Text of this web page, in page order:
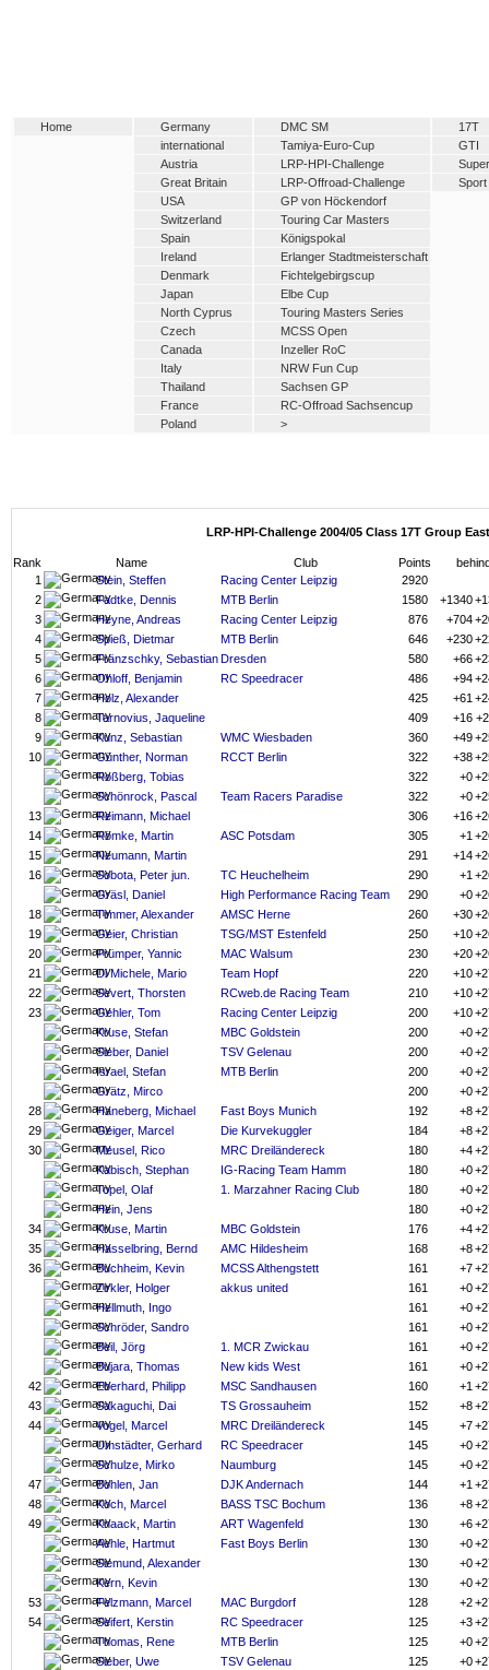
Home
Germany
international
Austria
Great Britain
USA
Switzerland
Spain
Ireland
Denmark
Japan
North Cyprus
Czech
Canada
Italy
Thailand
France
Poland
DMC SM
Tamiya-Euro-Cup
LRP-HPI-Challenge
LRP-Offroad-Challenge
GP von Höckendorf
Touring Car Masters
Königspokal
Erlanger Stadtmeisterschaft
Fichtelgebirgscup
Elbe Cup
Touring Masters Series
MCSS Open
Inzeller RoC
NRW Fun Cup
Sachsen GP
RC-Offroad Sachsencup
>
17T
GTI
Sport
LRP-HPI-Challenge 2004/05 Class 17T Group East
Rank Name Club Points
1
Stein, Steffen Racing Center Leipzig
2920
2
Fadtke, Dennis MTB Berlin 1580 +1340
3
Heyne, Andreas Racing Center Leipzig 876 +704
4
Spieß, Dietmar MTB Berlin 646 +230
5
Fränzschky, SebastianDresden 580 +66
6
Ohloff, Benjamin RC Speedracer 486 +94
7
Holz, Alexander 425 +61
8
Tarnovius, Jaqueline 409 +16
9
Kunz, Sebastian WMC Wiesbaden 360 +49
10
Günther, Norman RCCT Berlin 322 +38
Roßberg, Tobias
322 +0
Schönrock, Pascal
Team Racers Paradise 322 +0
13
Reimann, Michael 306 +16
14
Römke, Martin ASC Potsdam 305 +1
15
Neumann, Martin 291 +14
16
Sobota, Peter jun. TC Heuchelheim 290 +1
Gräsl, Daniel
High Performance Racing Team 290 +0
18
Timmer, Alexander AMSC Herne 260 +30
19
Geier, Christian TSG/MST Estenfeld 250 +10
20
Prümper, Yannic MAC Walsum 230 +20
21
Di Michele, Mario Team Hopf 220 +10
22
Severt, Thorsten RCweb.de Racing Team 210 +10
23
Gehler, Tom Racing Center Leipzig 200 +10
Kruse, Stefan
MBC Goldstein 200 +0
Sieber, Daniel
TSV Gelenau 200 +0
Israel, Stefan
MTB Berlin 200 +0
Grätz, Mirco
200 +0
28
Haneberg, Michael Fast Boys Munich 192 +8
29
Geiger, Marcel Die Kurvekuggler 184 +8
30
Meusel, Rico MRC Dreiländereck 180 +4
Kabisch, Stephan
IG-Racing Team Hamm 180 +0
Topel, Olaf
1. Marzahner Racing Club 180 +0
Hein, Jens
180 +0
34
Kruse, Martin MBC Goldstein 176 +4
35
Hasselbring, Bernd AMC Hildesheim 168 +8
36
Buchheim, Kevin MCSS Althengstett 161 +7
Zirkler, Holger
akkus united 161 +0
Hellmuth, Ingo
161 +0
Schröder, Sandro
161 +0
Beil, Jörg
1. MCR Zwickau 161 +0
Bujara, Thomas
New kids West 161 +0
42
Eberhard, Philipp MSC Sandhausen 160 +1
43
Sakaguchi, Dai TS Grossauheim 152 +8
44
Vogel, Marcel MRC Dreiländereck 145 +7
Umstädter, Gerhard
RC Speedracer 145 +0
Schulze, Mirko
Naumburg 145 +0
47
Bohlen, Jan DJK Andernach 144 +1
48
Koch, Marcel BASS TSC Bochum 136 +8
49
Knaack, Martin ART Wagenfeld 130 +6
Aehle, Hartmut
Fast Boys Berlin 130 +0
Siemund, Alexander
130 +0
Kern, Kevin
130 +0
53
Felzmann, Marcel MAC Burgdorf 128 +2
54
Seifert, Kerstin RC Speedracer 125 +3
Thomas, Rene
MTB Berlin 125 +0
Sieber, Uwe
TSV Gelenau 125 +0